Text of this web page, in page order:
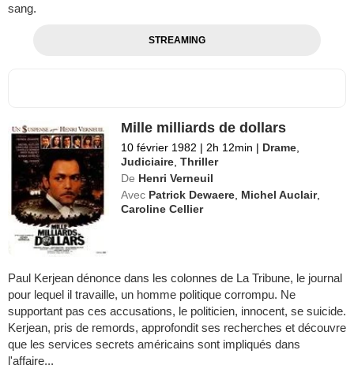
sang.
STREAMING
Mille milliards de dollars
10 février 1982 | 2h 12min | Drame
Judiciaire ,Thriller
De Henri Verneuil
Avec Patrick Dewaere Michel Auclair,
Caroline Cellier
Paul Kerjean dénonce dans les colonnes de La Tribune, le journal
pour lequel il travaille, un homme politique corrompu. Ne
supportant pas ces accusations, le politicien, innocent, se suicide.
Kerjean, pris de remords, approfondit ses recherches et découvre
que les services secrets américains sont impliqués dans
l'affaire...